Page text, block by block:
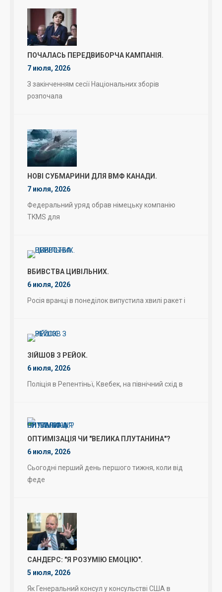
ПОЧАЛАСЬ ПЕРЕДВИБОРЧА КАМПАНІЯ.
7 июля, 2026
З закінченням сесії Національних зборів
розпочала
НОВІ СУБМАРИНИ ДЛЯ ВМФ КАНАДИ.
7 июля, 2026
Федеральний уряд обрав німецьку компанію
TKMS для
ВБИВСТВА ЦИВІЛЬНИХ.
6 июля, 2026
Росія вранці в понеділок випустила хвилі ракет і
ЗІЙШОВ З РЕЙОК.
6 июля, 2026
Поліція в Репентіньї, Квебек, на північний схід в
ОПТИМІЗАЦІЯ ЧИ "ВЕЛИКА ПЛУТАНИНА"?
6 июля, 2026
Сьогодні перший день першого тижня, коли від
феде
САНДЕРС: "Я РОЗУМІЮ ЕМОЦІЮ".
5 июля, 2026
Як Генеральний консул у консульстві США в